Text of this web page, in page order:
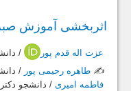
اثربخشی آموزش
عزت اله قدم پور
/
✍️ طاهره رحیمی پور /
فاطمه امیری / دانشجو